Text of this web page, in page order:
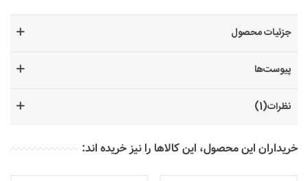
جزئیات محصول
پیوست‌ها
نظرات(1)
خریداران این محصول، این کالاها را نیز خریده اند: